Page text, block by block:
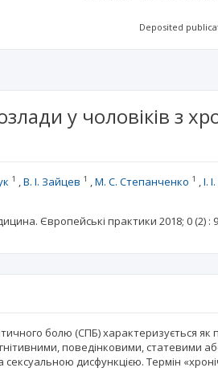
Deposited
у чоловіків з
1 В. І. Зайцев 1 М. С. Степанченко 1 І.
Європейські практики 2018; 0(2) :
болю (СПБ) характеризується
поведінковими, статевими
дисфункцією. Термін